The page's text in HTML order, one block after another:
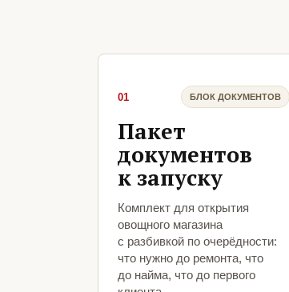
01 БЛОК ДОКУМЕНТОВ
Пакет
документов
к запуску
Комплект для открытия
овощного магазина
с разбивкой по очерёдности:
что нужно до ремонта, что
до найма, что до первого